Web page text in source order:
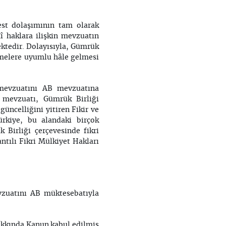
dolaşımının tam olarak
haklara ilişkin mevzuatın
Dolayısıyla, Gümrük
uyumlu hâle gelmesi
AB mevzuatına
mevzuatı, Gümrük Birliği
güncelliğini yitiren Fikir ve
bu alandaki birçok
Birliği çerçevesinde fikri
Fikri Mülkiyet Hakları
AB müktesebatıyla